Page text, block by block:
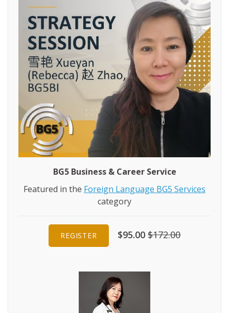
BG5 Business & Career Service
Featured in the Foreign Language BG5 Services
category
REGISTER $95.00$172.00